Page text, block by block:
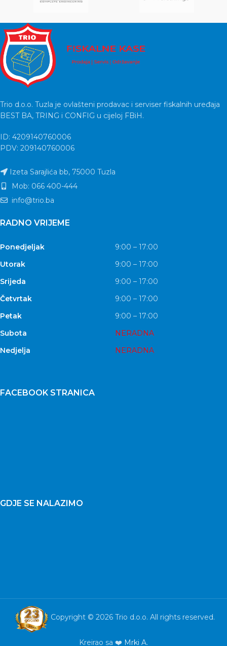
Trio d.o.o. Tuzla je ovlašteni prodavac i serviser fiskalnih uređaja
BEST BA, TRING i CONFIG u cijeloj FBiH.
ID: 4209140760006
PDV: 209140760006
Izeta Sarajlića bb, 75000 Tuzla
Mob: 066 400-444
info@trio.ba
RADNO VRIJEME
Ponedjeljak
9:00 – 17:00
Utorak
9:00 – 17:00
Srijeda
9:00 – 17:00
Četvrtak
9:00 – 17:00
Petak
9:00 – 17:00
Subota
NERADNA
Nedjelja
NERADNA
FACEBOOK STRANICA
GDJE SE NALAZIMO
Copyright © 2026 Trio d.o.o. All rights reserved.
Kreirao sa ❤️ Mrki A.